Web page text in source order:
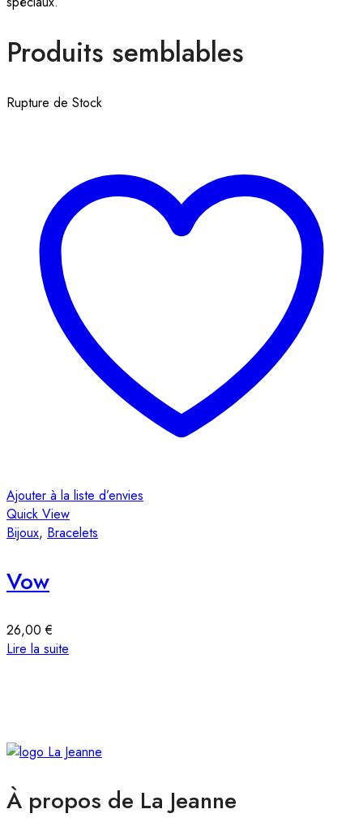
Produits semblables
Rupture de Stock
Ajouter à la liste d’envies
Quick View
Bijoux, Bracelets
Vow
26,00€
Lire la suite
À propos de La Jeanne